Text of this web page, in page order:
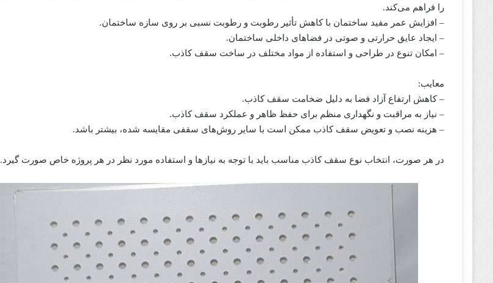
را فراهم می‌کند.
– افزایش عمر مفید ساختمان با کاهش تأثیر رطوبت و رطوبت نسبی بر روی سازه ساختمان.
– ایجاد عایق حرارتی و صوتی در فضاهای داخلی ساختمان.
– امکان تنوع در طراحی و استفاده از مواد مختلف در ساخت سقف کاذب.
معایب:
– کاهش ارتفاع آزاد فضا به دلیل ضخامت سقف کاذب.
– نیاز به مراقبت و نگهداری منظم برای حفظ ظاهر و عملکرد سقف کاذب.
– هزینه نصب و تعویض سقف کاذب ممکن است با سایر روش‌های سقفی مقایسه شده، بیشتر باشد.
در هر صورت، انتخاب نوع سقف کاذب مناسب باید با توجه به نیازها و استفاده مورد نظر در هر پروژه خاص صورت گیرد.